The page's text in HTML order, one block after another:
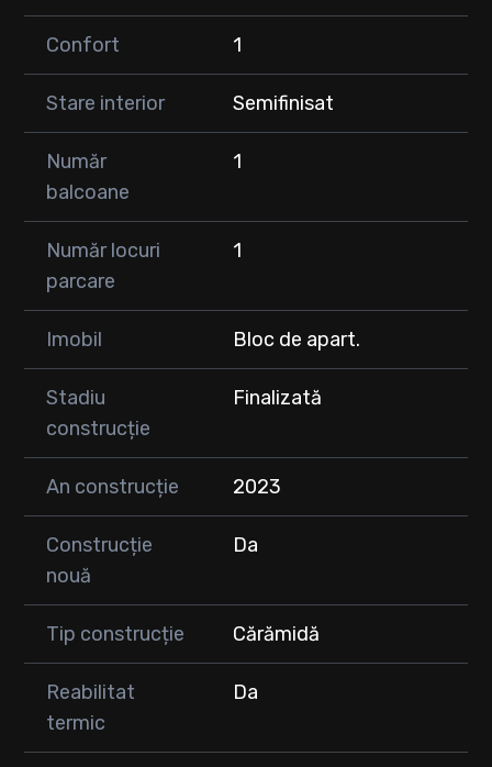
Confort 1
Stare interior Semifinisat
Număr
balcoane
1
Număr locuri
parcare
1
Imobil Bloc de apart.
Stadiu
construcție
Finalizată
An construcție 2023
Construcție
nouă
Da
Tip construcție Cărămidă
Reabilitat
termic
Da